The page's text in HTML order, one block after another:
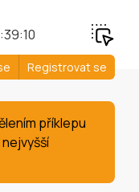
Registrovat se
příklepu